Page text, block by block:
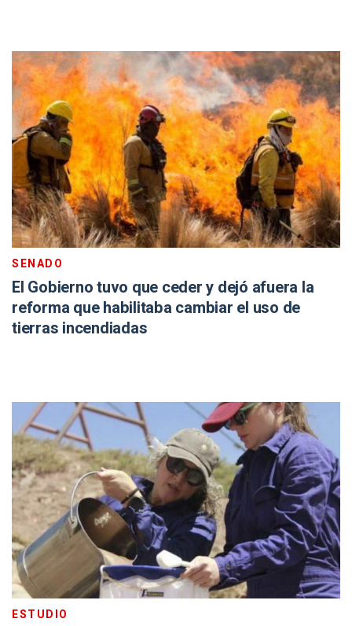
SENADO
El Gobierno tuvo que ceder y dejó afuera la
reforma que habilitaba cambiar el uso de
tierras incendiadas
ESTUDIO